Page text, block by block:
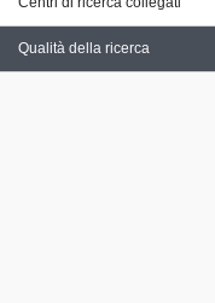
Qualità della ricerca